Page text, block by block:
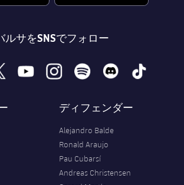
ルサをSNSでフォロー
youtubeinstagramspotify discord tiktok
ディフェンダー
Alejandro Balde
Ronald Araujo
Pau Cubarsí
Andreas Christensen